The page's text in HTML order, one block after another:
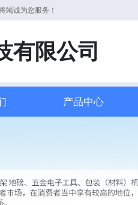
竭诚为您服务！
有限公司
产品中心